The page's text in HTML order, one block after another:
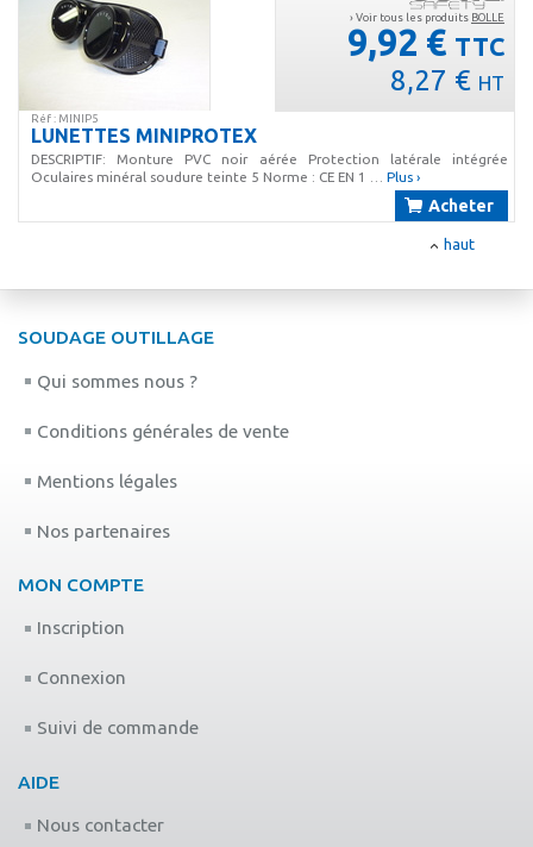
› Voir tous les produits BOLLE
9,92 € TTC
8,27 € HT
Réf : MINIP5
LUNETTES MINIPROTEX
DESCRIPTIF: Monture PVC noir aérée Protection latérale intégrée
Oculaires minéral soudure teinte 5 Norme : CE EN 1 … Plus ›
Acheter
haut
SOUDAGE OUTILLAGE
Qui sommes nous ?
Conditions générales de vente
Mentions légales
Nos partenaires
MON COMPTE
Inscription
Connexion
Suivi de commande
AIDE
Nous contacter